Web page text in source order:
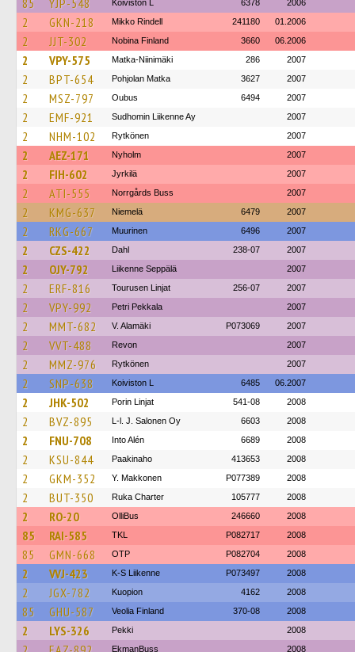
85 YJP-548 Koiviston L 6378 2006
2 GKN-218 Mikko Rindell 241180 01.2006
2 JJT-302 Nobina Finland 3660 06.2006
2 VPY-575 Matka-Niinimäki 286 2007
2 BPT-654 Pohjolan Matka 3627 2007
2 MSZ-797 Oubus 6494 2007
2 EMF-921 Sudhomin Liikenne Ay 2007
2 NHM-102 Rytkönen 2007
2 AEZ-171 Nyholm 2007
2 FIH-602 Jyrkilä 2007
2 ATI-555 Norrgårds Buss 2007
2 KMG-637 Niemelä 6479 2007
2 RKG-667 Muurinen 6496 2007
2 CZS-422 Dahl 238-07 2007
2 OJY-792 Liikenne Seppälä 2007
2 ERF-816 Tourusen Linjat 256-07 2007
2 VPY-992 Petri Pekkala 2007
2 MMT-682 V. Alamäki P073069 2007
2 VVT-488 Revon 2007
2 MMZ-976 Rytkönen 2007
2 SNP-638 Koiviston L 6485 06.2007
2 JHK-502 Porin Linjat 541-08 2008
2 BVZ-895 L-l. J. Salonen Oy 6603 2008
2 FNU-708 Into Alén 6689 2008
2 KSU-844 Paakinaho 413653 2008
2 GKM-352 Y. Makkonen P077389 2008
2 BUT-350 Ruka Charter 105777 2008
2 RO-20 OlliBus 246660 2008
85 RAI-585 TKL P082717 2008
85 GMN-668 OTP P082704 2008
2 VVJ-423 K-S Liikenne P073497 2008
2 JGX-782 Kuopion 4162 2008
85 GHU-587 Veolia Finland 370-08 2008
2 LYS-326 Pekki 2008
EkmanBuss 2008